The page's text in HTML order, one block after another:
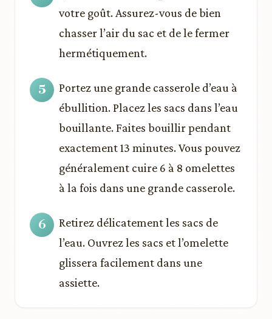
votre goût. Assurez-vous de bien
chasser l’air du sac et de le fermer
hermétiquement.
Portez une grande casserole d’eau à
ébullition. Placez les sacs dans l’eau
bouillante. Faites bouillir pendant
exactement 13 minutes. Vous pouvez
généralement cuire 6 à 8 omelettes
à la fois dans une grande casserole.
Retirez délicatement les sacs de
l’eau. Ouvrez les sacs et l’omelette
glissera facilement dans une
assiette.